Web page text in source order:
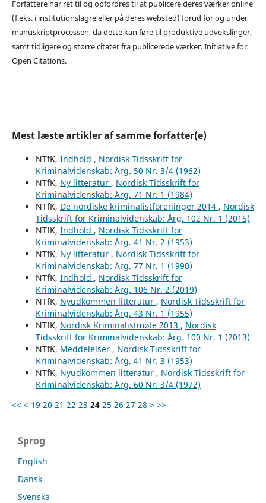
Forfattere har ret til og opfordres til at publicere deres værker online
(f.eks. i institutionslagre eller på deres websted) forud for og under
manuskriptprocessen, da dette kan føre til produktive udvekslinger,
samt tidligere og større citater fra publicerede værker. Initiative for
Open Citations.
Mest læste artikler af samme forfatter(e)
NTfK, Indhold , Nordisk Tidsskrift for
Kriminalvidenskab: Årg. 50 Nr. 3/4 (1962)
NTfK, Ny litteratur , Nordisk Tidsskrift for
Kriminalvidenskab: Årg. 71 Nr. 1 (1984)
NTfK, De nordiske kriminalistforeninger 2014 , Nordisk
Tidsskrift for Kriminalvidenskab: Årg. 102 Nr. 1 (2015)
NTfK, Indhold , Nordisk Tidsskrift for
Kriminalvidenskab: Årg. 41 Nr. 2 (1953)
NTfK, Ny litteratur , Nordisk Tidsskrift for
Kriminalvidenskab: Årg. 77 Nr. 1 (1990)
NTfK, Indhold , Nordisk Tidsskrift for
Kriminalvidenskab: Årg. 106 Nr. 2 (2019)
NTfK, Nyudkommen litteratur , Nordisk Tidsskrift for
Kriminalvidenskab: Årg. 43 Nr. 1 (1955)
NTfK, Nordisk Kriminalistmøte 2013 , Nordisk
Tidsskrift for Kriminalvidenskab: Årg. 100 Nr. 1 (2013)
NTfK, Meddelelser , Nordisk Tidsskrift for
Kriminalvidenskab: Årg. 41 Nr. 3 (1953)
NTfK, Nyudkommen litteratur , Nordisk Tidsskrift for
Kriminalvidenskab: Årg. 60 Nr. 3/4 (1972)
<< < 19 20 21 22 23 24 25 26 27 28 > >>
Sprog
English
Dansk
Svenska